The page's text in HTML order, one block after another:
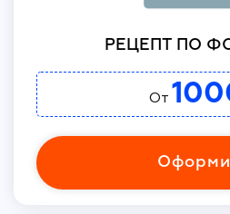
РЕЦЕПТ ПО
От